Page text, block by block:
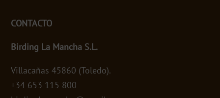
CONTACTO
Birding La Mancha S.L.
Villacañas 45860 (Toledo).
+34 653 115 800